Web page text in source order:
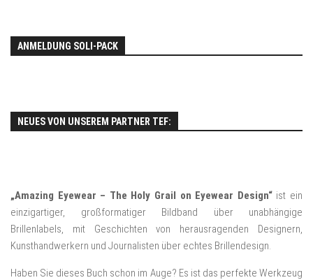
ANMELDUNG SOLI-PACK
NEUES VON UNSEREM PARTNER TEF:
„Amazing Eyewear – The Holy Grail on Eyewear Design“ist ein
einzigartiger, großformatiger Bildband über unabhängige
Brillenlabels, mit Geschichten von herausragenden Designern,
Kunsthandwerkern und Journalisten über echtes Brillendesign.
Haben Sie dieses Buch schon im Auge? Es ist das perfekte Werkzeug